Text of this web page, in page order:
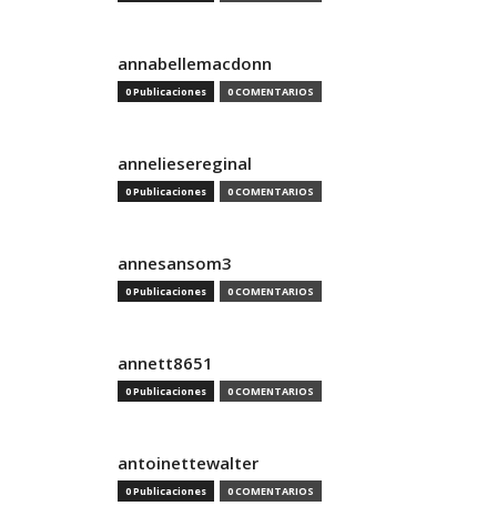
annabellemacdonn
0 Publicaciones 0 COMENTARIOS
anneliesereginal
0 Publicaciones 0 COMENTARIOS
annesansom3
0 Publicaciones 0 COMENTARIOS
annett8651
0 Publicaciones 0 COMENTARIOS
antoinettewalter
0 Publicaciones 0 COMENTARIOS